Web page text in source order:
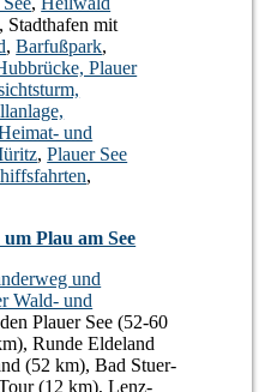
, Stadthafen mit
,Barfußpark,
Plauer
und
,Plauer See
,
Plau am See
und
Wald- und
Plauer See (52-60
Runde Eldeland
(52 km), Bad Stuer-
(12 km), Lenz-